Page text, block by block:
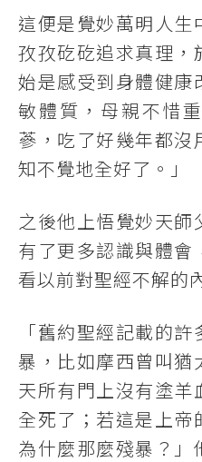
這便是覺妙萬明人生
孜孜矻矻追求真理，
始是感受到身體健康
敏體質，母親不惜
蔘，吃了好幾年都沒
知不覺地全好了。」
之後他上悟覺妙天師
有了更多認識與體會
看以前對聖經不解的
「舊約聖經記載的
暴，比如摩西曾叫猶
天所有門上沒有塗羊
全死了；若這是上帝
為什麼那麼殘暴？」